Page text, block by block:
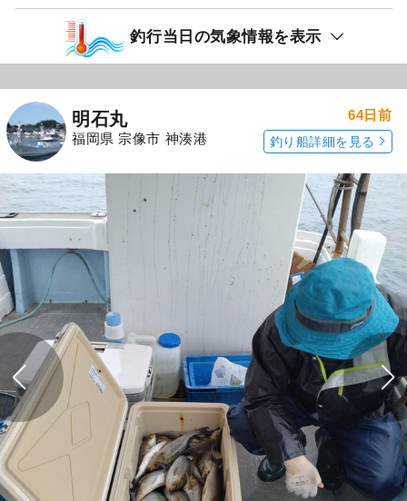
釣行当日の気象情報を表示
明石丸
福岡県 宗像市 神湊港
64日前
釣り船詳細を見る